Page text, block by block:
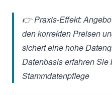
👉 Praxis-Effekt:
den korrekten Preisen
sichert eine hohe
Datenbasis erfahren Sie
Stammdatenpflege